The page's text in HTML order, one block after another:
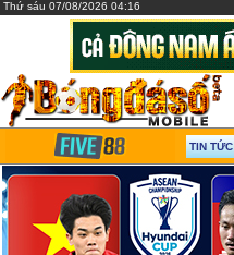
Thứ sáu 07/08/2026 04:16
TIN TỨC